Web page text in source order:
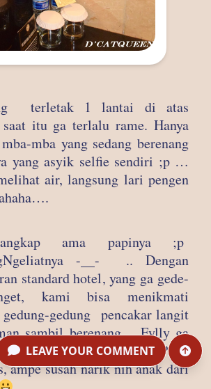
terletak 1 lantai di atas
itu ga terlalu rame. Hanya
mba yang sedang berenang
yang asyik selfie sendiri ;p …
air, langsung lari pengen
ama papinya ;p
-__- .. Dengan
standard hotel, yang ga gede-
kami bisa menikmati
gedung-gedung pencakar langit
sambil berenang… Fylly ga
ke air lalu ditangkap Papi,
ampe susah narik nih anak dari
LEAVE YOUR COMMENT